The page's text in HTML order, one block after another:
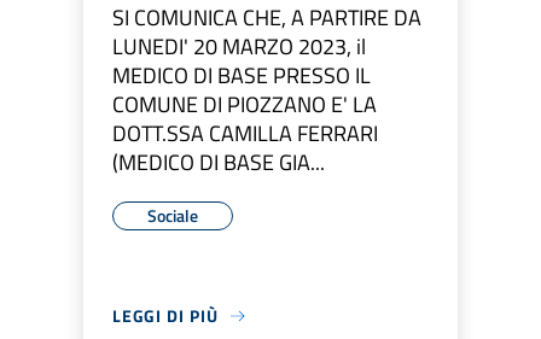
SI COMUNICA CHE, A PARTIRE DA
LUNEDI' 20 MARZO 2023, il
MEDICO DI BASE PRESSO IL
COMUNE DI PIOZZANO E' LA
DOTT.SSA CAMILLA FERRARI
(MEDICO DI BASE GIA...
Sociale
LEGGI DI PIÙ